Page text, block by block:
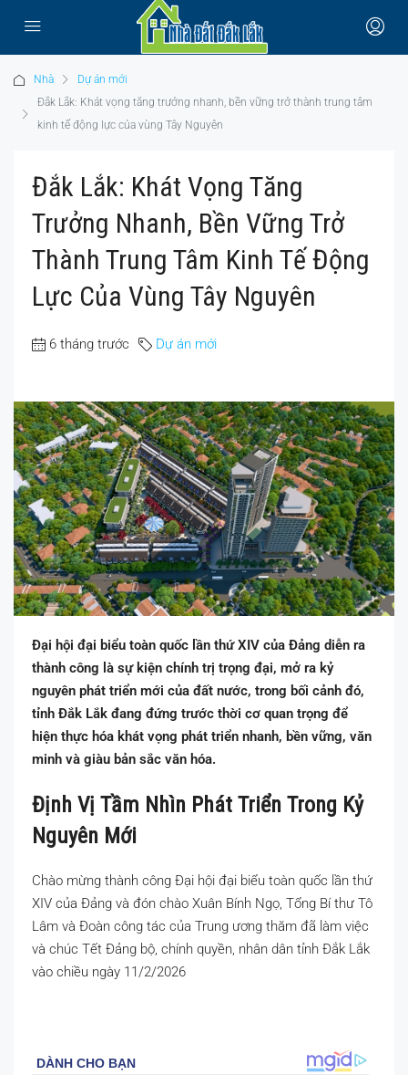
Nhà
Dự án mới
Đắk Lắk: Khát vọng tăng trưởng nhanh, bền vững trở thành trung tâm
kinh tế động lực của vùng Tây Nguyên
Đắk Lắk: Khát Vọng Tăng
Trưởng Nhanh, Bền Vững Trở
Thành Trung Tâm Kinh Tế Động
Lực Của Vùng Tây Nguyên
6 tháng trước Dự án mới
Đại hội đại biểu toàn quốc lần thứ XIV của Đảng diễn ra
thành công là sự kiện chính trị trọng đại, mở ra kỷ
nguyên phát triển mới của đất nước, trong bối cảnh đó,
tỉnh Đắk Lắk đang đứng trước thời cơ quan trọng để
hiện thực hóa khát vọng phát triển nhanh, bền vững, văn
minh và giàu bản sắc văn hóa.
Định Vị Tầm Nhìn Phát Triển Trong Kỷ
Nguyên Mới
Chào mừng thành công Đại hội đại biểu toàn quốc lần thứ
XIV của Đảng và đón chào Xuân Bính Ngọ, Tổng Bí thư Tô
Lâm và Đoàn công tác của Trung ương thăm đã làm việc
và chúc Tết Đảng bộ, chính quyền, nhân dân tỉnh Đắk Lắk
vào chiều ngày 11/2/2026